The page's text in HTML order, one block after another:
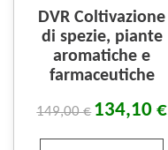
DVR Coltivazione
di spezie, piante
aromatiche e
farmaceutiche
149,00€ 134,10€